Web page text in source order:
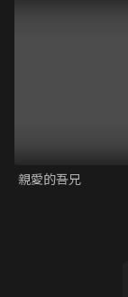
親愛的吾兄